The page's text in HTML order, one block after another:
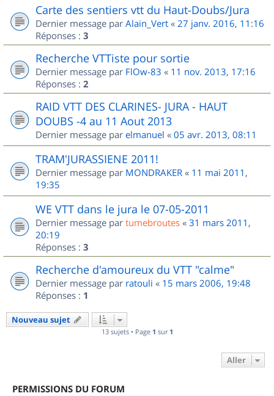
Carte des sentiers vtt du Haut-Doubs/Jura
Dernier message par Alain_Vert « 27 janv. 2016, 11:16
Réponses : 3
Recherche VTTiste pour sortie
Dernier message par FlOw-83 « 11 nov. 2013, 17:16
Réponses : 2
RAID VTT DES CLARINES- JURA - HAUT
DOUBS -4 au 11 Aout 2013
Dernier message par elmanuel « 05 avr. 2013, 08:11
TRAM'JURASSIENE 2011!
Dernier message par MONDRAKER « 11 mai 2011,
19:35
WE VTT dans le jura le 07-05-2011
Dernier message par tumebroutes « 31 mars 2011,
20:19
Réponses : 3
Recherche d'amoureux du VTT "calme"
Dernier message par ratouli « 15 mars 2006, 19:48
Réponses : 1
Nouveau sujet
13 sujets • Page 1 sur 1
Aller
PERMISSIONS DU FORUM